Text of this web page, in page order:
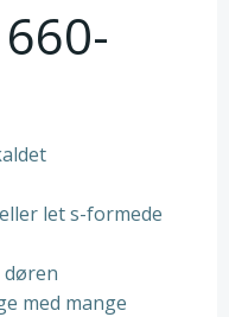
eller let s-formede
med mange